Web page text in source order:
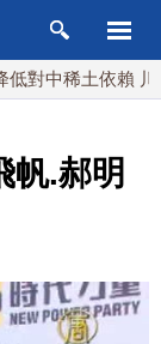
稀土依賴 川普宣
帆.郝明